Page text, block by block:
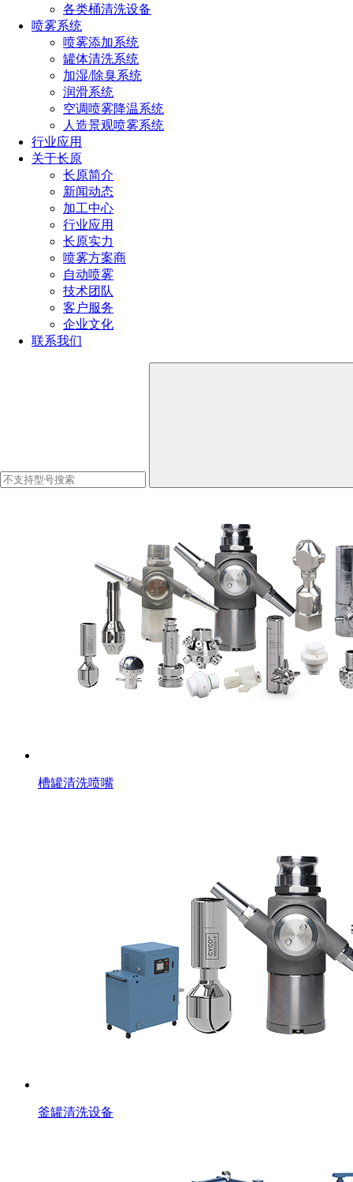
各类桶清洗设备
喷雾系统
喷雾添加系统
罐体清洗系统
加湿/除臭系统
润滑系统
空调喷雾降温系统
人造景观喷雾系统
行业应用
关于长原
长原简介
新闻动态
加工中心
行业应用
长原实力
喷雾方案商
自动喷雾
技术团队
客户服务
企业文化
联系我们
如您对长原产品有采购或者其他任何需求及疑问，请来电
或加微信沟通！电话：
上一篇：自动化清洗助力生物发酵企业实现高效洁净生产
下一篇：喷淋球罐内旋转清洗系统视频
热门文章
喷嘴规格型号参数（附：选择合适喷嘴的4个小技巧）
喷嘴的规格和型号选择方法（超详细喷嘴选型方法）
消防喷头型号类型及其应用大全（不同环境消防喷头的
选型技巧）
喷雾器喷头的种类有哪些型号（雾化喷头哪种效果最好
用）
喷头的种类有哪些（喷头分类全解析）
槽罐清洗喷嘴
釜罐清洗设备